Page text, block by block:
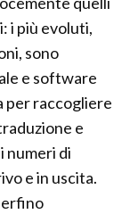
i più evoluti,
sono
e software
per raccogliere
e
numeri di
e in uscita.